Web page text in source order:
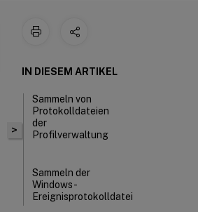
>
IN DIESEM ARTIKEL
Sammeln von
Protokolldateien
der
Profilverwaltung
Sammeln der
Windows-
Ereignisprotokolldatei